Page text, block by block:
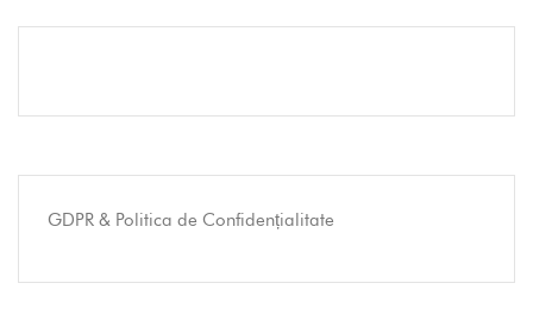
GDPR & Politica de Confidențialitate